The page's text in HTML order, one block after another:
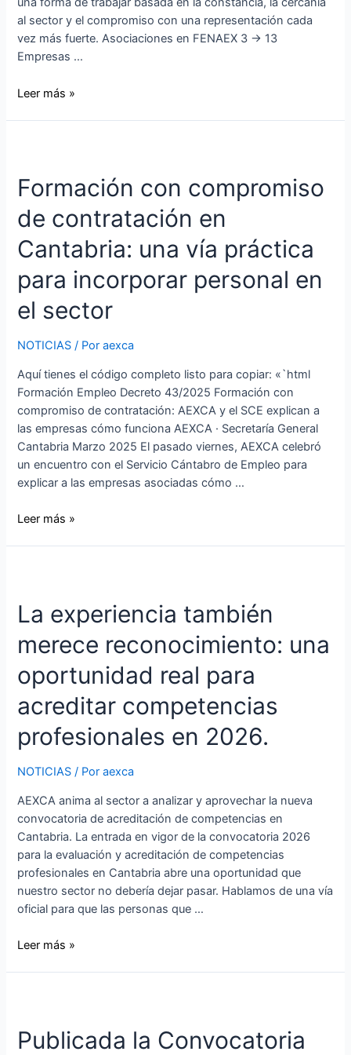
al sector y el compromiso con una representación cada
vez más fuerte. Asociaciones en FENAEX 3 → 13
Empresas …
Leer más »
Formación con compromiso
de contratación en
Cantabria: una vía práctica
para incorporar personal en
el sector
NOTICIAS / Poraexca
Aquí tienes el código completo listo para copiar: «`html
Formación Empleo Decreto 43/2025 Formación con
compromiso de contratación: AEXCA y el SCE explican a
las empresas cómo funciona AEXCA · Secretaría General
Cantabria Marzo 2025 El pasado viernes, AEXCA celebró
un encuentro con el Servicio Cántabro de Empleo para
explicar a las empresas asociadas cómo …
Leer más »
La experiencia también
merece reconocimiento: una
oportunidad real para
acreditar competencias
profesionales en 2026.
NOTICIAS / Poraexca
AEXCA anima al sector a analizar y aprovechar la nueva
convocatoria de acreditación de competencias en
Cantabria. La entrada en vigor de la convocatoria 2026
para la evaluación y acreditación de competencias
profesionales en Cantabria abre una oportunidad que
nuestro sector no debería dejar pasar. Hablamos de una vía
oficial para que las personas que …
Leer más »
Publicada la Convocatoria